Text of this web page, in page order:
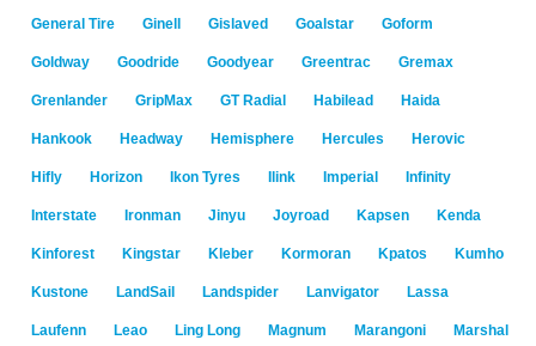
General Tire Ginell Gislaved Goalstar Goform
Goldway Goodride Goodyear Greentrac Gremax
Grenlander GripMax GT Radial Habilead Haida
Hankook Headway Hemisphere Hercules Herovic
Hifly Horizon Ikon Tyres Ilink Imperial Infinity
Interstate Ironman Jinyu Joyroad Kapsen Kenda
Kinforest Kingstar Kleber Kormoran Kpatos Kumho
Kustone LandSail Landspider Lanvigator Lassa
Laufenn Leao Ling Long Magnum Marangoni Marshal